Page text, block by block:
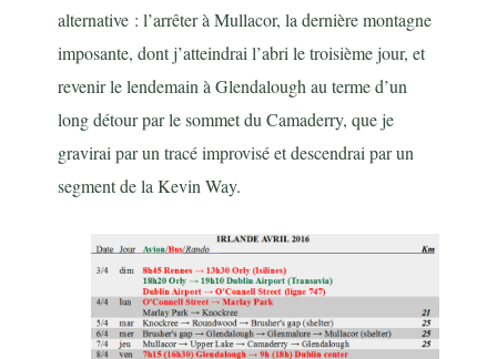
alternative : l’arrêter à Mullacor, la dernière montagne
imposante, dont j’atteindrai l’abri le troisième jour, et
revenir le lendemain à Glendalough au terme d’un
long détour par le sommet du Camaderry, que je
gravirai par un tracé improvisé et descendrai par un
segment de la Kevin Way.